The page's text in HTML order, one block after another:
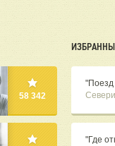
58 342
"Поезд
"Где